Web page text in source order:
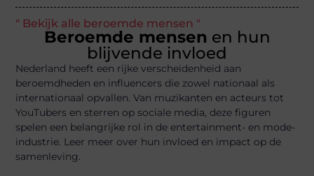
" Bekijk alle beroemde mensen "
Beroemde mensen en hun
blijvende invloed
Nederland heeft een rijke verscheidenheid aan
beroemdheden en influencers die zowel nationaal als
internationaal opvallen. Van muzikanten en acteurs tot
YouTubers en sterren op sociale media, deze figuren
spelen een belangrijke rol in de entertainment- en mode-
industrie. Leer meer over hun invloed en impact op de
samenleving.